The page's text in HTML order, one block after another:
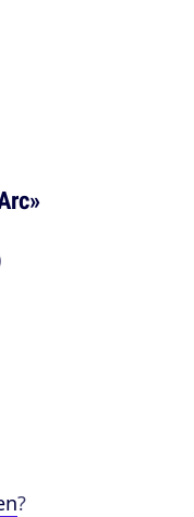
?